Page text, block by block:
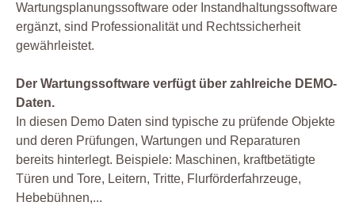
Wartungsplanungssoftware oder Instandhaltungssoftware
ergänzt, sind Professionalität und Rechtssicherheit
gewährleistet.
Der Wartungssoftware verfügt über zahlreiche DEMO-
Daten.
In diesen Demo Daten sind typische zu prüfende Objekte
und deren Prüfungen, Wartungen und Reparaturen
bereits hinterlegt. Beispiele: Maschinen, kraftbetätigte
Türen und Tore, Leitern, Tritte, Flurförderfahrzeuge,
Hebebühnen,...